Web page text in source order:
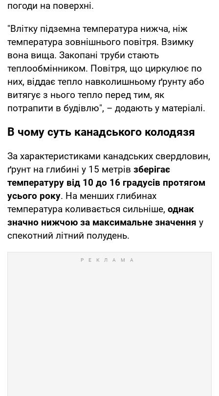
погоди на поверхні.
"Влітку підземна температура нижча, ніж
температура зовнішнього повітря. Взимку
вона вища. Закопані труби стають
теплообмінником. Повітря, що циркулює по
них, віддає тепло навколишньому ґрунту або
витягує з нього тепло перед тим, як
потрапити в будівлю", – додають у матеріалі.
В чому суть канадського колодязя
За характеристиками канадських свердловин,
ґрунт на глибині у 15 метрів зберігає
температуру від 10 до 16 градусів протягом
усього року. На менших глибинах
температура коливається сильніше, однак
значно нижчою за максимальне значення у
спекотний літний полудень.